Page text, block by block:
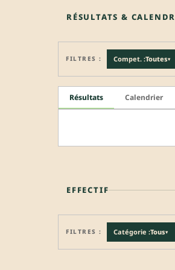
RÉSULTATS &
FILTRES : Compet. :Toutes▾
Résultats Calendrier
EFFECTIF
FILTRES : Catégorie :Tous▾